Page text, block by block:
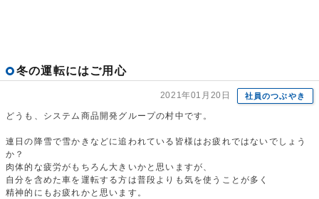
冬の運転にはご用心
2021年01月20日 社員のつぶやき
どうも、システム商品開発グループの村中です。
連日の降雪で雪かきなどに追われている皆様はお疲れではないでしょう
か？
肉体的な疲労がもちろん大きいかと思いますが、
自分を含めた車を運転する方は普段よりも気を使うことが多く
精神的にもお疲れかと思います。